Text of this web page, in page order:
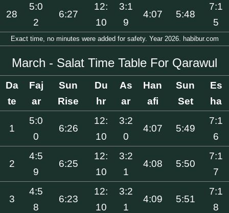
28
5:0
2
6:27
12:
10
3:1
9
4:07 5:48
7:1
5
Exact time, no minutes were added for safety. Year 2026. habibur.com
March - Salat Time Table For Qarawul
Da
te
Faj
ar
Sun
Rise
Du
hr
As
ar
Han
afi
Sun
Set
Es
ha
1
5:0
0
6:26
12:
10
3:2
0
4:07 5:49
7:1
6
2
4:5
9
6:25
12:
10
3:2
1
4:08 5:50
7:1
7
3
4:5
8
6:23
12:
10
3:2
1
4:09 5:51
7:1
8